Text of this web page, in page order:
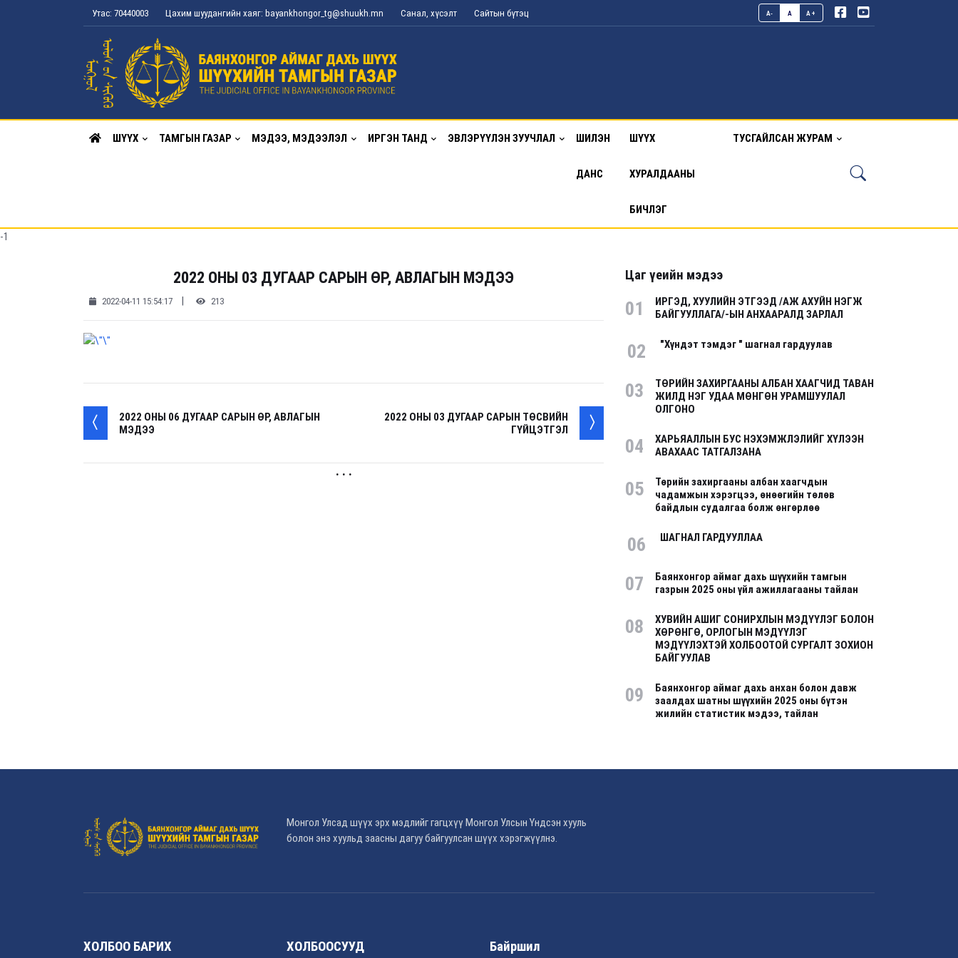
Утас: 70440003 Цахим шуудангийн хаяг: bayankhongor_tg@shuukh.mn Санал, хүсэлт Сайтын бүтэц A- A A+
ШҮҮХ ТАМГЫН ГАЗАР МЭДЭЭ, МЭДЭЭЛЭЛ ИРГЭН ТАНД ЭВЛЭРҮҮЛЭН ЗУУЧЛАЛ ШИЛЭН
ДАНС
ШҮҮХ
ХУРАЛДААНЫ
БИЧЛЭГ
ТУСГАЙЛСАН ЖУРАМ
-1
2022 ОНЫ 03 ДУГААР САРЫН ӨР, АВЛАГЫН МЭДЭЭ
2022-04-11 15:54:17 | 213
2022 ОНЫ 06 ДУГААР САРЫН ӨР, АВЛАГЫН
МЭДЭЭ
2022 ОНЫ 03 ДУГААР САРЫН ТӨСВИЙН
ГҮЙЦЭТГЭЛ
. . .
Цаг үеийн мэдээ
01
ИРГЭД, ХУУЛИЙН ЭТГЭЭД /АЖ АХУЙН НЭГЖ
БАЙГУУЛЛАГА/-ЫН АНХААРАЛД ЗАРЛАЛ
02 "Хүндэт тэмдэг " шагнал гардуулав
03
ТӨРИЙН ЗАХИРГААНЫ АЛБАН ХААГЧИД ТАВАН
ЖИЛД НЭГ УДАА МӨНГӨН УРАМШУУЛАЛ
ОЛГОНО
04
ХАРЬЯАЛЛЫН БУС НЭХЭМЖЛЭЛИЙГ ХҮЛЭЭН
АВАХААС ТАТГАЛЗАНА
05
Төрийн захиргааны албан хаагчдын
чадамжын хэрэгцээ, өнөөгийн төлөв
байдлын судалгаа болж өнгөрлөө
06 ШАГНАЛ ГАРДУУЛЛАА
07
Баянхонгор аймаг дахь шүүхийн тамгын
газрын 2025 оны үйл ажиллагааны тайлан
08
ХУВИЙН АШИГ СОНИРХЛЫН МЭДҮҮЛЭГ БОЛОН
ХӨРӨНГӨ, ОРЛОГЫН МЭДҮҮЛЭГ
МЭДҮҮЛЭХТЭЙ ХОЛБООТОЙ СУРГАЛТ ЗОХИОН
БАЙГУУЛАВ
09
Баянхонгор аймаг дахь анхан болон давж
заалдах шатны шүүхийн 2025 оны бүтэн
жилийн статистик мэдээ, тайлан
Монгол Улсад шүүх эрх мэдлийг гагцхүү Монгол Улсын Үндсэн хууль
болон энэ хуульд заасны дагуу байгуулсан шүүх хэрэгжүүлнэ.
ХОЛБОО БАРИХ ХОЛБООСУУД Байршил